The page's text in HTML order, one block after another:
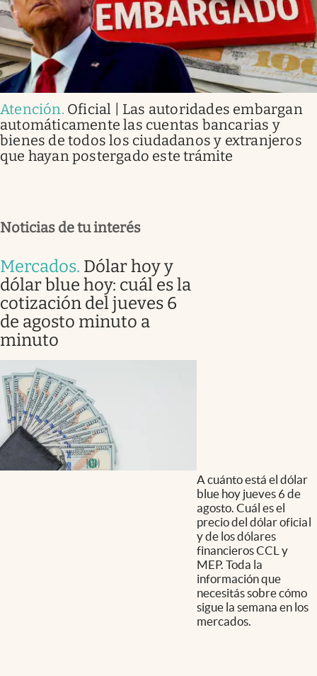
Atención. Oficial | Las autoridades embargan
automáticamente las cuentas bancarias y
bienes de todos los ciudadanos y extranjeros
que hayan postergado este trámite
Noticias de tu interés
Mercados. Dólar hoy y
dólar blue hoy: cuál es la
cotización del jueves 6
de agosto minuto a
minuto
A cuánto está el dólar
blue hoy jueves 6 de
agosto. Cuál es el
precio del dólar oficial
y de los dólares
financieros CCL y
MEP. Toda la
información que
necesitás sobre cómo
sigue la semana en los
mercados.